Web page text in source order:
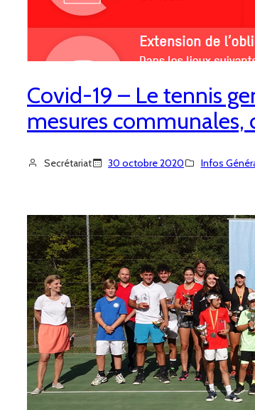
Covid-19 – Le tennis
mesures communales,
Secrétariat 30 octobre 2020 Infos